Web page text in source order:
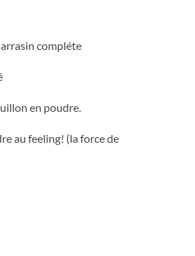
compléte
en poudre.
au feeling! (la force de